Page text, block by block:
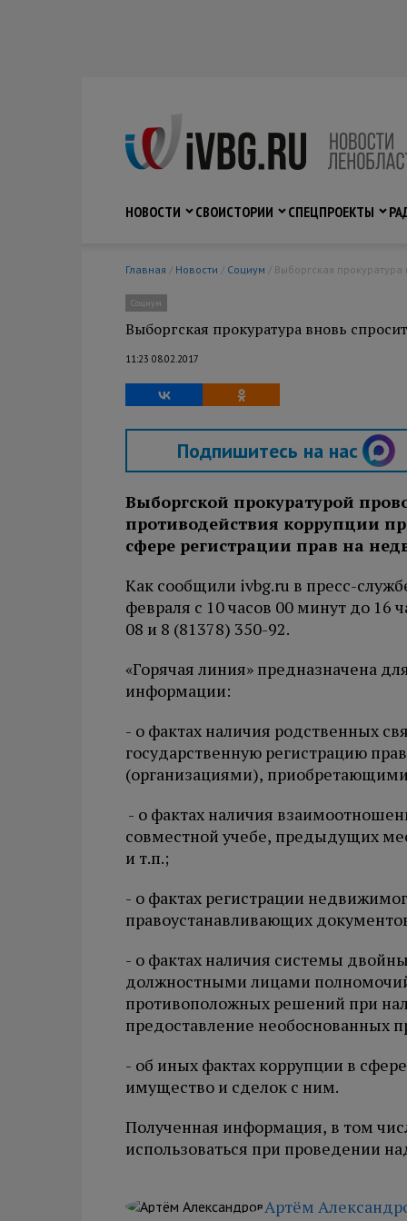
НОВОСТИ
СВОИСТОРИИ СПЕЦПРОЕКТЫ
Главная / Новости / Социум / Выборгская
Социум
Выборгская прокуратура вновь
11:23 08.02.2017
Подпишитесь на нас
Выборгской прокуратурой
противодействия коррупции
сфере регистрации прав на
Как сообщили ivbg.ru в пресс-
февраля с 10 часов 00 минут до 16
08 и 8 (81378) 350-92.
«Горячая линия» предназначена
информации:
- о фактах наличия родственных
государственную регистрацию
(организациями), приобретающими
- о фактах наличия
совместной учебе, предыдущих
и т.п.;
- о фактах регистрации
правоустанавливающих
- о фактах наличия системы
должностными лицами
противоположных решений при
предоставление необоснованных
- об иных фактах коррупции в
имущество и сделок с ним.
Полученная информация, в том
использоваться при проведении
Артём